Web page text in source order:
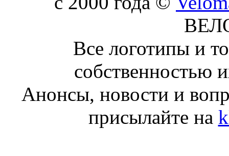
Все логотипы и
собственностью
Анонсы, новости и
присылайте на